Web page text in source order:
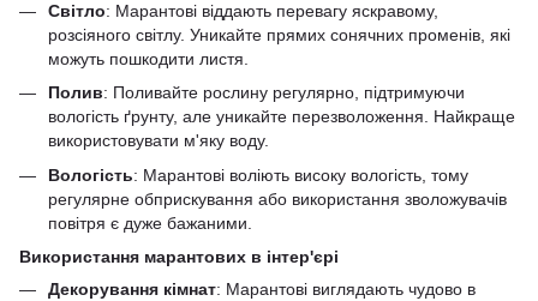
Світло: Марантові віддають перевагу яскравому,
розсіяного світлу. Уникайте прямих сонячних променів, які
можуть пошкодити листя.
Полив: Поливайте рослину регулярно, підтримуючи
вологість ґрунту, але уникайте перезволоження. Найкраще
використовувати м'яку воду.
Вологість: Марантові воліють високу вологість, тому
регулярне обприскування або використання зволожувачів
повітря є дуже бажаними.
Використання марантових в інтер'єрі
Декорування кімнат: Марантові виглядають чудово в